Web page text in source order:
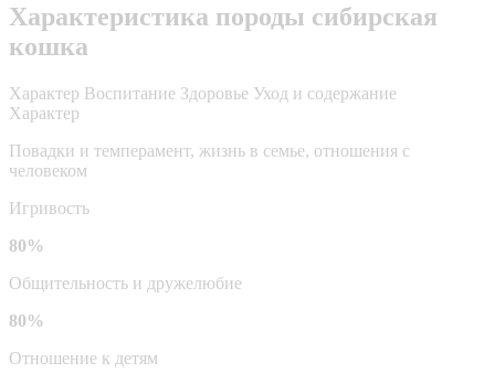
Характеристика породы сибирская
кошка
Характер Воспитание Здоровье Уход и содержание
Характер
Повадки и темперамент, жизнь в семье, отношения с
человеком
Игривость
80%
Общительность и дружелюбие
80%
Отношение к детям